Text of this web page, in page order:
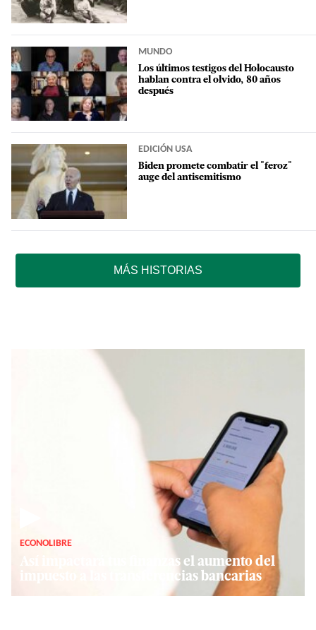
MUNDO
Los últimos testigos del Holocausto
hablan contra el olvido, 80 años
después
EDICIÓN USA
Biden promete combatir el "feroz"
auge del antisemitismo
MÁS HISTORIAS
ECONOLIBRE
Así impactará tus finanzas el aumento del
impuesto a las transferencias bancarias